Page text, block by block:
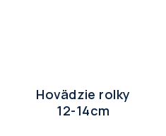
Hovädzie rolky
12-14cm